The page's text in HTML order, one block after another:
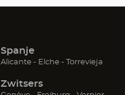
Spanje
Alicante(Open
een
Elche(Open
Torrevieja
Zwitsers